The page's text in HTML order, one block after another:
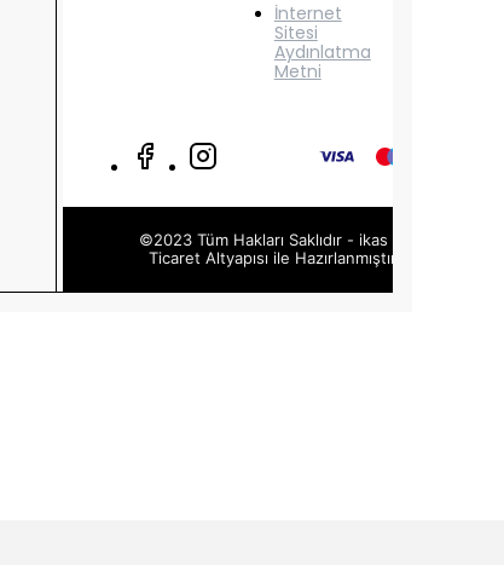
İnternet
Sitesi
Aydınlatma
Metni
©2023 Tüm Hakları Saklıdır - ikas E-
Ticaret Altyapısı ile Hazırlanmıştır.